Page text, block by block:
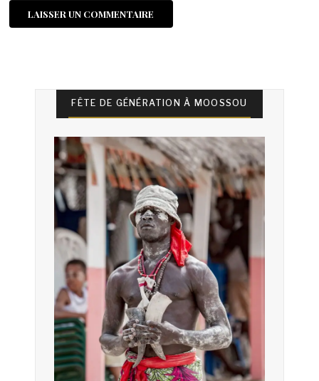
FÊTE DE GÉNÉRATION À MOOSSOU